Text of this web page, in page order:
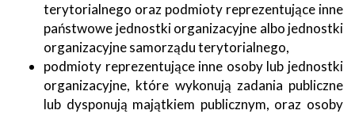
terytorialnego oraz podmioty reprezentujące inne
państwowe jednostki organizacyjne albo jednostki
organizacyjne samorządu terytorialnego,
podmioty reprezentujące inne osoby lub jednostki
organizacyjne, które wykonują zadania publiczne
lub dysponują majątkiem publicznym, oraz osoby